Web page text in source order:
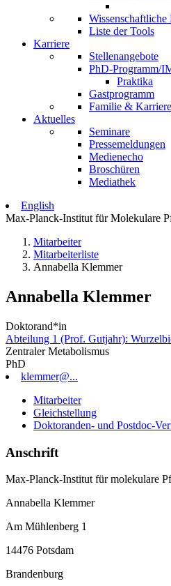
Wissenschaftliche
Liste der Tools
Karriere
Stellenangebote
PhD-Programm/
Praktika
Gastprogramm
Familie & Karriere
Aktuelles
Seminare
Pressemeldungen
Medienecho
Broschüren
Mediathek
English
Max-Planck-Institut für Molekulare
Mitarbeiter
Mitarbeiterliste
Annabella Klemmer
Annabella Klemmer
Doktorand*in
Abteilung 1 (Prof. Gutjahr):
Zentraler Metabolismus
PhD
klemmer@...
Mitarbeiter
Gleichstellung
Doktoranden- und Postdoc-
Anschrift
Max-Planck-Institut für molekulare
Annabella Klemmer
Am Mühlenberg 1
14476 Potsdam
Brandenburg